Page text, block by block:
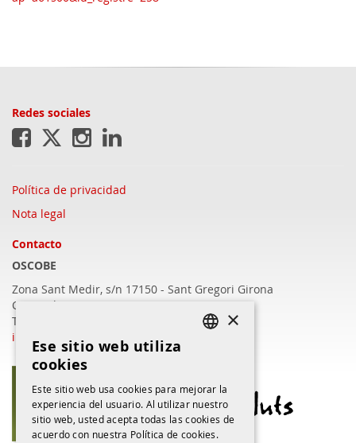
Redes sociales
Política de privacidad
Nota legal
Contacto
OSCOBE
Zona Sant Medir, s/n 17150 - Sant Gregori Girona
C/Barcelona, 409 - 17003 Girona
T.972 22 16 57
info@oscobe.com
SPANISH
×
Ese sitio web utiliza
cookies
Este sitio web usa cookies para mejorar la
experiencia del usuario. Al utilizar nuestro
sitio web, usted acepta todas las cookies de
acuerdo con nuestra Política de cookies.